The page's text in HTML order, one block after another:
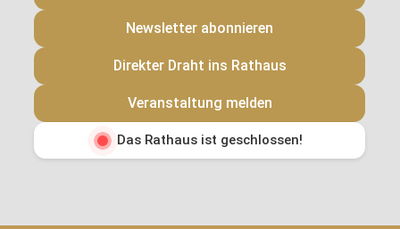
Newsletter abonnieren
Direkter Draht ins Rathaus
Veranstaltung melden
Das Rathaus ist geschlossen!